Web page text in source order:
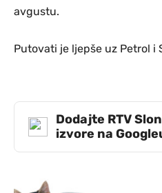
avgustu.
Putovati je ljepše uz Petrol i
Dodajte RTV
izvore na